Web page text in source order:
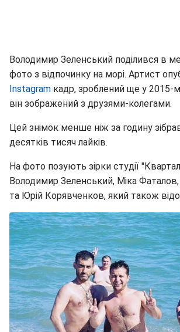
Володимир Зеленський поділився в
фото з відпочинку на морі. Артист
Instagram кадр, зроблений ще у 2015-
він зображений з друзями-колегами.
Цей знімок менше ніж за годину
десятків тисяч лайків.
На фото позують зірки студії
Володимир Зеленський, Міка Фаталов,
та Юрій Корявченков, який також